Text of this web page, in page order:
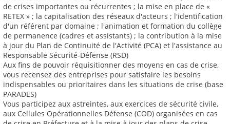
de crises importantes ou récurrentes ; la mise en place de «
RETEX » ; la capitalisation des réseaux d'acteurs ; l'identification
d'un référent par domaine ; l'animation et formation du collège
de permanence (cadres et assistants) ; la contribution à la mise
à jour du Plan de Continuité de l'Activité (PCA) et l'assistance au
Responsable Sécurité-Défense (RSD)
Aux fins de pouvoir réquisitionner des moyens en cas de crise,
vous recensez des entreprises pour satisfaire les besoins
indispensables ou prioritaires dans les situations de crise (base
PARADES)
Vous participez aux astreintes, aux exercices de sécurité civile,
aux Cellules Opérationnelles Défense (COD) organisées en cas